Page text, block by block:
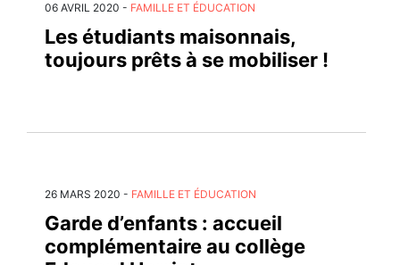
06 AVRIL 2020 - FAMILLE ET ÉDUCATION
Les étudiants maisonnais,
toujours prêts à se mobiliser !
26 MARS 2020 - FAMILLE ET ÉDUCATION
Garde d’enfants : accueil
complémentaire au collège